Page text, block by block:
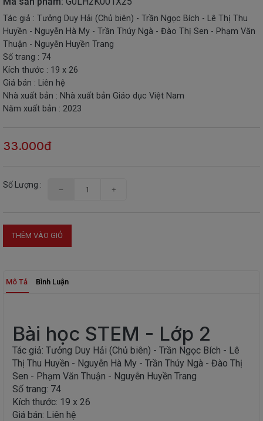
QUÀ
TẶNG
-
ĐỒ
CHƠI
THIẾT
BỊ
-
STEM
Tác giả : Tưởng Duy Hải (Chủ biên) - Trần Ngọc Bích - Lê Thị Thu
Huyền - Nguyễn Hà My - Trần Thúy Ngà - Đào Thị Sen - Phạm Văn
Thuận - Nguyễn Huyền Trang
Số trang : 74
Kích thước : 19 x 26
Giá bán : Liên hệ
Nhà xuất bản : Nhà xuất bản Giáo dục Việt Nam
Năm xuất bản : 2023
33.000đ
Số Lượng :
THÊM VÀO GIỎ
Mô Tả Bình Luận
Bài học STEM - Lớp 2
Tác giả: Tưởng Duy Hải (Chủ biên) - Trần Ngọc Bích - Lê
Thị Thu Huyền - Nguyễn Hà My - Trần Thúy Ngà - Đào Thị
Sen - Phạm Văn Thuận - Nguyễn Huyền Trang
Số trang: 74
Kích thước: 19 x 26
Giá bán: Liên hệ